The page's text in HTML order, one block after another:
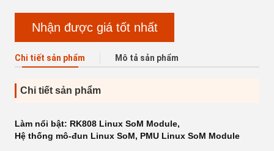
Nhận được giá tốt nhất
Chi tiết sản phẩm Mô tả sản phẩm
Chi tiết sản phẩm
Làm nổi bật: RK808 Linux SoM Module,
Hệ thống mô-đun Linux SoM, PMU Linux SoM Module